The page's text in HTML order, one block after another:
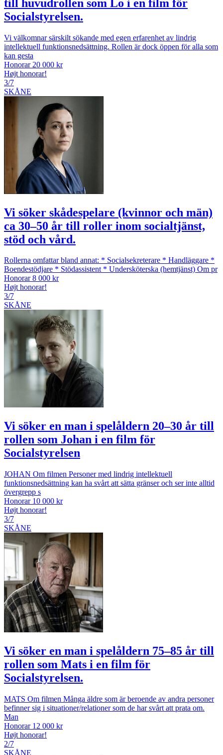
till huvudrollen som Lo i en film för
Socialstyrelsen.
Vi välkomnar särskilt sökande med egen erfarenhet av lindrig
intellektuell funktionsnedsättning. Rollen är dock öppen för alla som
kan gesta
Honorar 20 000 kr
Højt honorar!
3/7
SKÅNE
Vi söker skådespelare (kvinnor och män)
ca 30–50 år till roller inom socialtjänst,
stöd och vård.
Rollerna omfattar bland annat: * Socialsekreterare * Handläggare *
Boendestödjare * Stödassistent * Undersköterska (hemtjänst) Om pr
Honorar 8 000 kr
Højt honorar!
3/7
SKÅNE
Vi söker en man i spelåldern 20–30 år till
rollen som Johan i en film för
Socialstyrelsen
JOHAN Om filmen Personer med lindrig intellektuell
funktionsnedsättning kan ha svårt att sätta gränser och ser inte alltid
övergrepp s
Honorar 10 000 kr
Højt honorar!
3/7
SKÅNE
Vi söker en man i spelåldern 75–85 år till
rollen som Mats i en film för
Socialstyrelsen.
MATS Om filmen Många äldre som är beroende av andra personer
befinner sig i situationer/relationer som de har svårt att prata om.
Man
Honorar 12 000 kr
Højt honorar!
2/7
SKÅNE